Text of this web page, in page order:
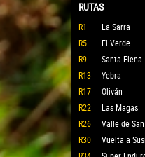
RUTAS
R1 La Sarra
R5
El Verde
R9
Santa Elena
R13
Yebra
R17
Oliván
R22
Las Magas
R26
Valle de
R30
Vuelta a